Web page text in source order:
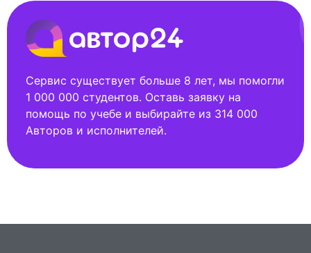
Сервис существует больше 8 лет, мы помогли
1 000 000 студентов. Оставь заявку на
помощь по учебе и выбирайте из 314 000
Авторов и исполнителей.